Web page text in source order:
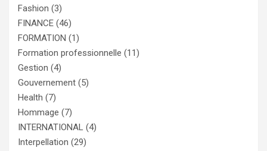
Fashion (3)
FINANCE (46)
FORMATION (1)
Formation professionnelle (11)
Gestion (4)
Gouvernement (5)
Health (7)
Hommage (7)
INTERNATIONAL (4)
Interpellation (29)